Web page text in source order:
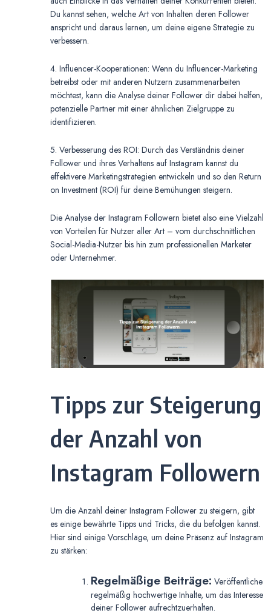
Du kannst sehen, welche Art von Inhalten deren Follower
anspricht und daraus lernen, um deine eigene Strategie zu
verbessern.
4. Influencer-Kooperationen: Wenn du Influencer-Marketing
betreibst oder mit anderen Nutzern zusammenarbeiten
möchtest, kann die Analyse deiner Follower dir dabei helfen,
potenzielle Partner mit einer ähnlichen Zielgruppe zu
identifizieren.
5. Verbesserung des ROI: Durch das Verständnis deiner
Follower und ihres Verhaltens auf Instagram kannst du
effektivere Marketingstrategien entwickeln und so den Return
on Investment (ROI) für deine Bemühungen steigern.
Die Analyse der Instagram Followern bietet also eine Vielzahl
von Vorteilen für Nutzer aller Art – vom durchschnittlichen
Social-Media-Nutzer bis hin zum professionellen Marketer
oder Unternehmer.
Tipps zur Steigerung
der Anzahl von
Instagram Followern
Um die Anzahl deiner Instagram Follower zu steigern, gibt
es einige bewährte Tipps und Tricks, die du befolgen kannst.
Hier sind einige Vorschläge, um deine Präsenz auf Instagram
zu stärken:
Regelmäßige Beiträge: Veröffentliche
regelmäßig hochwertige Inhalte, um das Interesse
deiner Follower aufrechtzuerhalten.